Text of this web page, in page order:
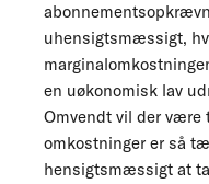
uhensigtsmæssigt,
en uøkonomisk lav
Omvendt vil der
omkostninger er så
hensigtsmæssigt at